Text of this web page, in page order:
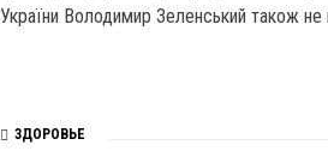
України Володимир Зеленський також не
ЗДОРОВЬЕ